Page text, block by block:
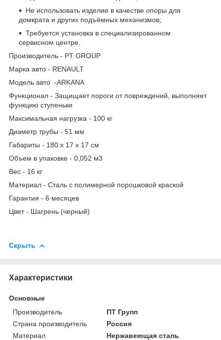
Не использовать изделие в качестве опоры для
домкрата и других подъёмных механизмов;
Требуется установка в специализированном
сервисном центре.
Производитель - PT GROUP
Марка авто - RENAULT
Модель авто -ARKANA
Функционал - Защищает пороги от повреждений, выполняет
функцию ступеньки
Максимальная нагрузка - 100 кг
Диаметр трубы - 51 мм
Габариты - 180 х 17 х 17 см
Объем в упаковке - 0,052 м3
Вес - 16 кг
Материал - Сталь с полимерной порошковой краской
Гарантия - 6 месяцев
Цвет - Шагрень (черный)
Скрыть
Характеристики
Основные
Производитель
ПТ Групп
Страна производитель
Россия
Материал
Нержавеющая сталь